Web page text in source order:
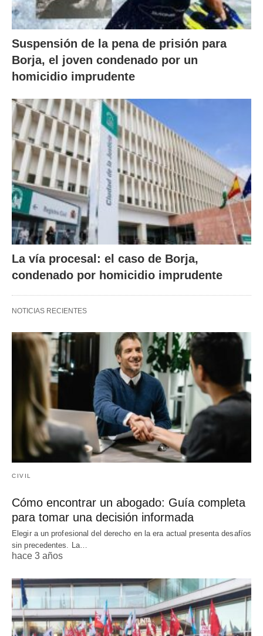
Suspensión de la pena de prisión para
Borja, el joven condenado por un
homicidio imprudente
La vía procesal: el caso de Borja,
condenado por homicidio imprudente
NOTICIAS RECIENTES
CIVIL
Cómo encontrar un abogado: Guía completa
para tomar una decisión informada
Elegir a un profesional del derecho en la era actual presenta desafíos
sin precedentes. La…
hace 3 años